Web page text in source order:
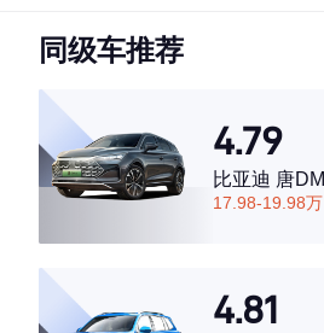
·外观表现较为优秀，优于65%同级车
·空间表现一般，低于72%同级车
同级车推荐
4.79
比亚迪 唐DM
17.98-19.98万
4.81